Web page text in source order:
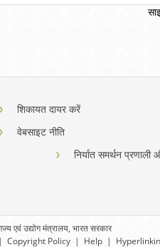
शिकायत दायर करें
वेबसाइट नीति
निर्यात समर्थन प्रणाली
एवं उद्योग मंत्रालय, भारत सरकार
| Copyright Policy | Help |